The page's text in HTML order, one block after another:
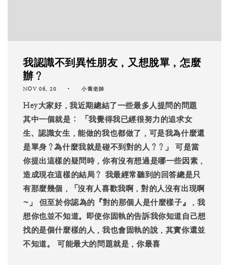
我認識不到異性朋友，又想脫單，怎麼
辦？
NOV 06, 20 小喬老師
Hey大家好，我近期總結了一些最多人提問的問題
其中一個就是： 「我覺得我已經很努力的追求女
生、認識女生，能做的我也都做了，可是我為什麼還
是單身？為什麼我就是碰不到對的人？？」 可是當
你提出這樣的疑問時，你有沒有想過是哪一些因素，
造成現在這樣的結局？ 我最經常聽到的回答總是只
有那麼幾個，「沒有人喜歡我啊，對的人沒有出現啊
~」 但至於你認為的『對的那個人是什麼樣子』，我
想你也並不知道。即使你固執的告訴我你知道自己想
找的是個什麼樣的人，我也會固執的說，其實你還並
不知道。 可能最大的問題就是，你最喜